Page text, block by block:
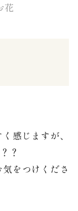
花
感じますが、
？
をつけくださ